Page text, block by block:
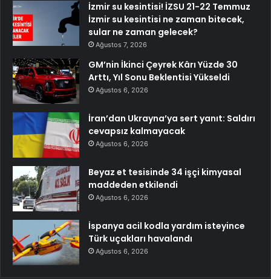
İzmir su kesintisi! İZSU 21-22 Temmuz
İzmir su kesintisi ne zaman bitecek,
sular ne zaman gelecek?
Ağustos 7, 2026
GM’nin İkinci Çeyrek Kârı Yüzde 30
Arttı, Yıl Sonu Beklentisi Yükseldi
Ağustos 6, 2026
İran’dan Ukrayna’ya sert yanıt: Saldırı
cevapsız kalmayacak
Ağustos 6, 2026
Beyaz et tesisinde 34 işçi kimyasal
maddeden etkilendi
Ağustos 6, 2026
İspanya acil kodla yardım isteyince
Türk uçakları havalandı
Ağustos 6, 2026